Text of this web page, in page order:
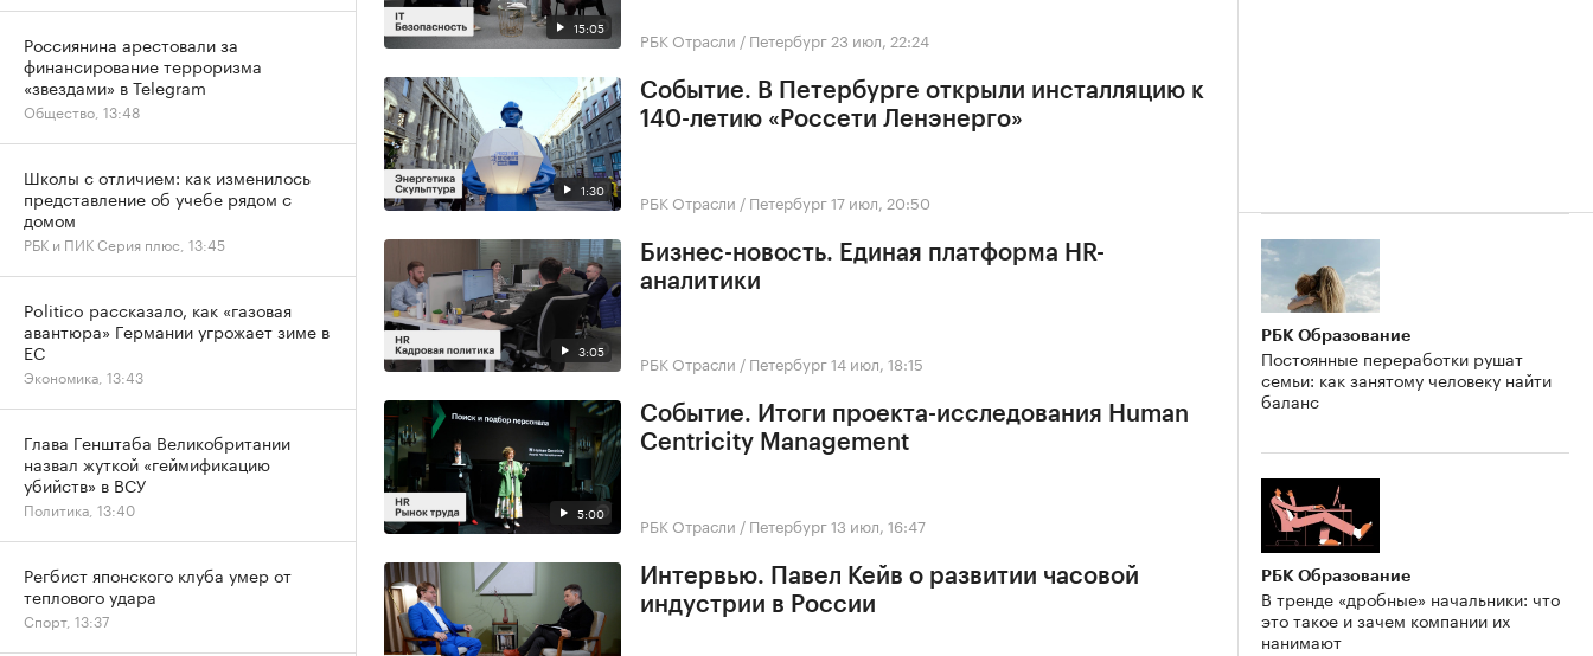
15:05 РБК Отрасли / Петербург 23 июл, 22:24
1:30
Событие. В Петербурге открыли инсталляцию к
140-летию «Россети Ленэнерго»
РБК Отрасли / Петербург17 июл, 20:50
3:05
Бизнес-новость. Единая платформа HR-
аналитики
РБК Отрасли / Петербург14 июл, 18:15
5:00
Событие. Итоги проекта-исследования Human
Centricity Management
РБК Отрасли / Петербург13 июл, 16:47
Интервью. Павел Кейв о развитии часовой
индустрии в России
РБК Образование
Постоянные переработки рушат
семьи: как занятому человеку найти
баланс
РБК Образование
В тренде «дробные» начальники: что
это такое и зачем компании их
нанимают
Россиянина арестовали за
финансирование терроризма
«звездами» в Telegram
Общество, 13:48
Школы с отличием: как изменилось
представление об учебе рядом с
домом
РБК и ПИК Серия плюс, 13:45
Politico рассказало, как «газовая
авантюра» Германии угрожает зиме в
ЕС
Экономика, 13:43
Глава Генштаба Великобритании
назвал жуткой «геймификацию
убийств» в ВСУ
Политика, 13:40
Регбист японского клуба умер от
теплового удара
Спорт, 13:37